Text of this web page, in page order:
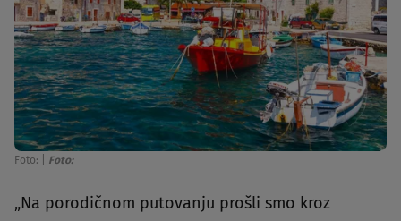
Foto: Foto:
„Na porodičnom putovanju prošli smo kroz